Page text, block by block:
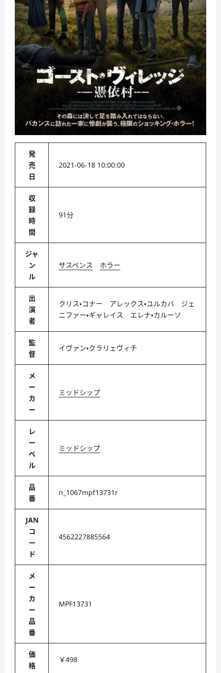
発
売
日
2021-06-18 10:00:00
収
録
時
間
91分
ジャ
ン
ル
サスペンス ホラー
出
演
者
クリス・コナー アレックス・ユルカバ ジェ
ニファー・ギャレイス エレナ・カルーソ
監
督
イヴァン・クラリェヴィチ
メ
ー
カ
ー
ミッドシップ
レ
ー
ベ
ル
ミッドシップ
品
番
n_1067mpf13731r
JAN
コ
ー
ド
4562227885564
メ
ー
カ
ー
品
番
MPF13731
価
格
￥498